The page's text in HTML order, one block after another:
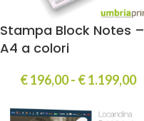
Stampa Block Notes –
A4 a colori
€196,00- €1.199,00